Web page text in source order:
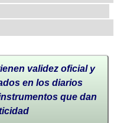
validez oficial y
en los diarios
que dan